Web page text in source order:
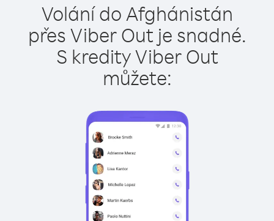
Volání do Afghánistán
přes Viber Out je snadné.
S kredity Viber Out
můžete: